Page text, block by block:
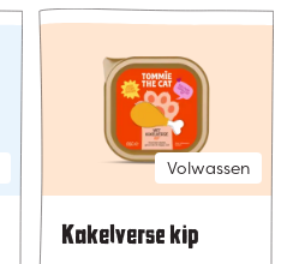
Volwassen
Kakelverse kip